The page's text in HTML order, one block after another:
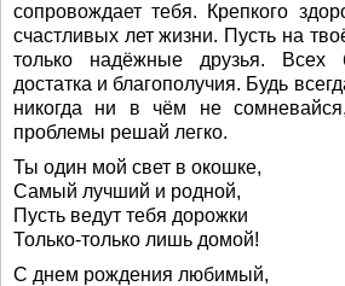
сопровождает тебя. Крепкого
счастливых лет жизни. Пусть на
только надёжные друзья. Всех
достатка и благополучия. Будь
никогда ни в чём не
проблемы решай легко.
Ты один мой свет в окошке,
Самый лучший и родной,
Пусть ведут тебя дорожки
Только-только лишь домой!
С днем рождения любимый,